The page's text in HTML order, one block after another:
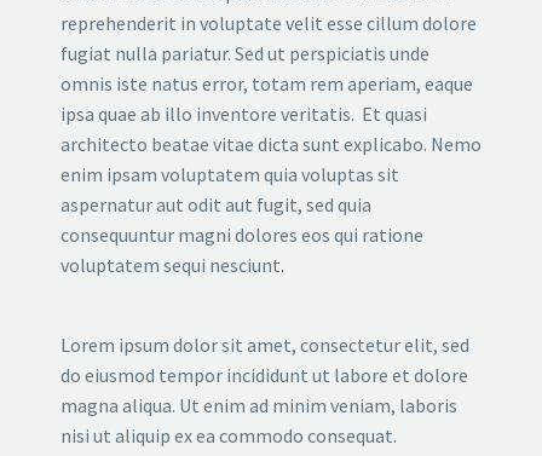
reprehenderit in voluptate velit esse cillum dolore
fugiat nulla pariatur. Sed ut perspiciatis unde
omnis iste natus error, totam rem aperiam, eaque
ipsa quae ab illo inventore veritatis. Et quasi
architecto beatae vitae dicta sunt explicabo. Nemo
enim ipsam voluptatem quia voluptas sit
aspernatur aut odit aut fugit, sed quia
consequuntur magni dolores eos qui ratione
voluptatem sequi nesciunt.
Lorem ipsum dolor sit amet, consectetur elit, sed
do eiusmod tempor incididunt ut labore et dolore
magna aliqua. Ut enim ad minim veniam, laboris
nisi ut aliquip ex ea commodo consequat.